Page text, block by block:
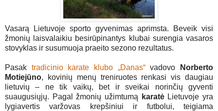
Vasarą Lietuvoje sporto gyvenimas aprimsta. Beveik visi
žmonių laisvalaikiu besirūpinantys klubai surengia vasaros
stovyklas ir susumuoja praeito sezono rezultatus.
Pasak tradicinio karate klubo „Danas“vadovo
Norberto
Motiejūno, kovinių menų treniruotes renkasi vis daugiau
lietuvių – ne tik vaikų, bet ir sveikai norinčių gyventi
suaugusiųjų. Pagal žmonių užimtumą
karatėLietuvoje yra
lygiavertis varžovas krepšiniui ir futbolui, teigiama